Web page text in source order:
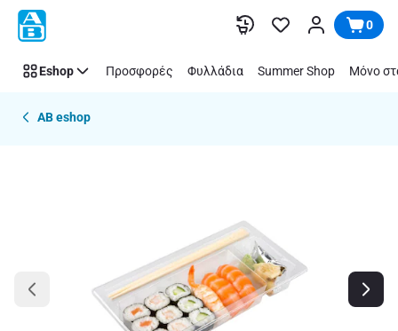
Παράλειψη 0
Eshop Προσφορές Φυλλάδια Summer Shop Μόνο
AB eshop